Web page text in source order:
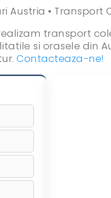
transport
si orasele din
Contacteaza-ne!